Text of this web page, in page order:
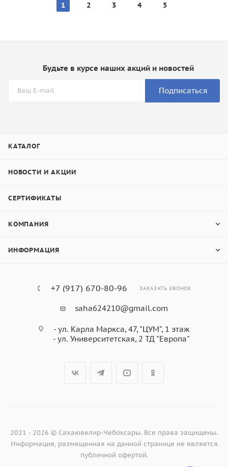
1 2 3 4 5
Будьте в курсе наших акций и новостей
Подписаться
КАТАЛОГ
НОВОСТИ И АКЦИИ
СЕРТИФИКАТЫ
КОМПАНИЯ
ИНФОРМАЦИЯ
+7 (917) 670-80-96 ЗАКАЗАТЬ ЗВОНОК
saha624210@gmail.com
- ул. Карла Маркса, 47, "ЦУМ", 1 этаж
- ул. Университетская, 2 ТД "Европа"
2021 - 2026 © Сахаювелир-Чебоксары. Все права защищены.
Информация, размещенная на данной странице не является
публичной офертой.